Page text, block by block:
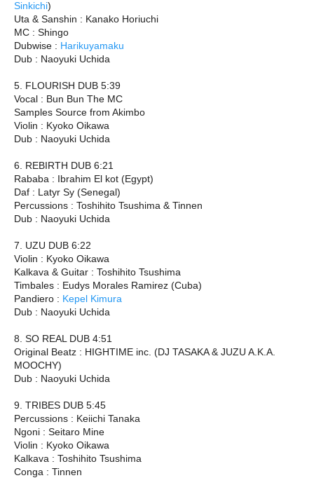
Sinkichi)
Uta & Sanshin : Kanako Horiuchi
MC : Shingo
Dubwise : Harikuyamaku
Dub : Naoyuki Uchida
5. FLOURISH DUB 5:39
Vocal : Bun Bun The MC
Samples Source from Akimbo
Violin : Kyoko Oikawa
Dub : Naoyuki Uchida
6. REBIRTH DUB 6:21
Rababa : Ibrahim El kot (Egypt)
Daf : Latyr Sy (Senegal)
Percussions : Toshihito Tsushima & Tinnen
Dub : Naoyuki Uchida
7. UZU DUB 6:22
Violin : Kyoko Oikawa
Kalkava & Guitar : Toshihito Tsushima
Timbales : Eudys Morales Ramirez (Cuba)
Pandiero : Kepel Kimura
Dub : Naoyuki Uchida
8. SO REAL DUB 4:51
Original Beatz : HIGHTIME inc. (DJ TASAKA & JUZU A.K.A.
MOOCHY)
Dub : Naoyuki Uchida
9. TRIBES DUB 5:45
Percussions : Keiichi Tanaka
Ngoni : Seitaro Mine
Violin : Kyoko Oikawa
Kalkava : Toshihito Tsushima
Conga : Tinnen